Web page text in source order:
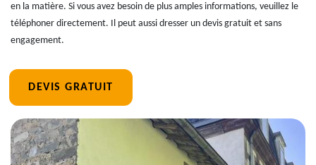
en la matière. Si vous avez besoin de plus amples informations, veuillez le
téléphoner directement. Il peut aussi dresser un devis gratuit et sans
engagement.
DEVIS GRATUIT